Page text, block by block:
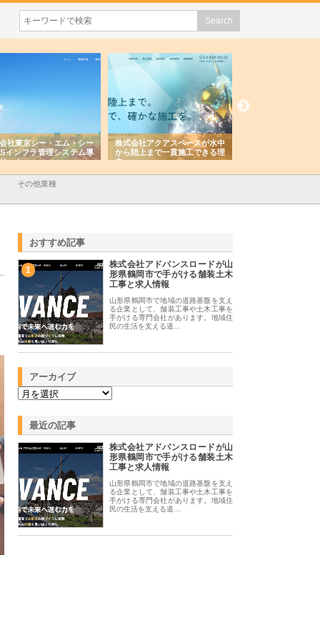
京シー・エム・シー
ラ管理システム導
株式会社アクアスペースが水中
から陸上まで一貫施工できる理
由
強み
その他業種
おすすめ記事
1
株式会社アドバンスロードが山
形県鶴岡市で手がける舗装土木
工事と求人情報
山形県鶴岡市で地域の道路基盤を支え
る企業として、舗装工事や土木工事を
手がける専門会社があります。地域住
民の生活を支える道…
アーカイブ
最近の記事
株式会社アドバンスロードが山
形県鶴岡市で手がける舗装土木
工事と求人情報
山形県鶴岡市で地域の道路基盤を支え
る企業として、舗装工事や土木工事を
手がける専門会社があります。地域住
民の生活を支える道…